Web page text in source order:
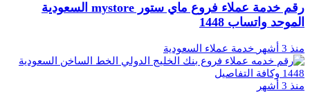
رقم خدمة عملاء فروع ماي ستور mystore السعودية
الموحد واتساب 1448
منذ 3 أشهر خدمة عملاء السعودية
منذ 3 أشهر